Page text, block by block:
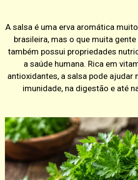
A salsa é uma erva aromática
brasileira, mas o que muita gente
também possui propriedades
a saúde humana. Rica em
antioxidantes, a salsa pode
imunidade, na digestão e até